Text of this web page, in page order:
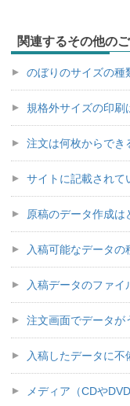
関連するその他の
のぼりのサイズの種
規格外サイズの印刷
注文は何枚からでき
サイトに記載されて
原稿のデータ作成は
入稿可能なデータの
入稿データのファイ
注文画面でデータが
入稿したデータに
メディア（CDや